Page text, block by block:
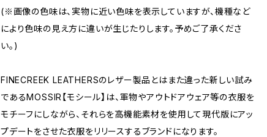
(※画像の色味は、実物に近い色味を表示していますが、機種など
により色味の見え方に違いが生じたりします。予めご了承くださ
い。)
FINECREEK LEATHERSのレザー製品とはまた違った新しい試み
であるMOSSIR【モシール】は、軍物やアウトドアウェア等の衣服を
モチーフにしながら、それらを高機能素材を使用して現代版にアッ
プデートをさせた衣服をリリースするブランドになります。